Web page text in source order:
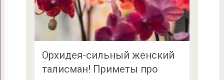
Орхидея-сильный женский
талисман! Приметы про